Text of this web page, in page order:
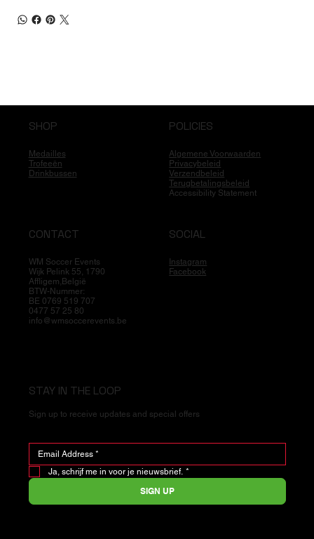
SHOP
Medailles
Trofeeën
Drinkbussen
POLICIES
Algemene Voorwaarden
Privacybeleid
Verzendbeleid
Terugbetalingsbeleid
Accessibility Statement
CONTACT
WM Soccer Events
Wijk Pelink 55, 1790
Affligem,België
BTW-Nummer:
BE 0769 519 707
0477 57 25 80
info@wmsoccerevents.be
SOCIAL
Instagram
Facebook
STAY IN THE LOOP
Sign up to receive updates and special offers
Ja, schrijf me in voor je nieuwsbrief. *
SIGN UP